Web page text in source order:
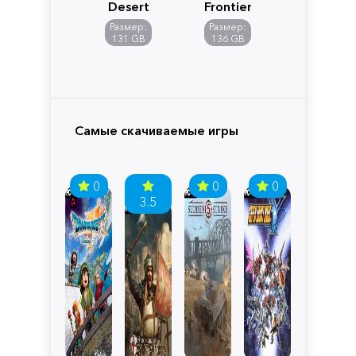
Desert
Размер:
131 GB
Frontiers
of
Pandora
Размер:
136 GB
Самые скачиваемые игры
0
3.5
0 0